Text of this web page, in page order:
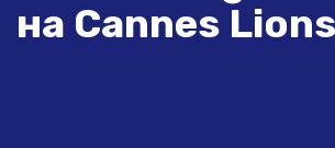
на Cannes